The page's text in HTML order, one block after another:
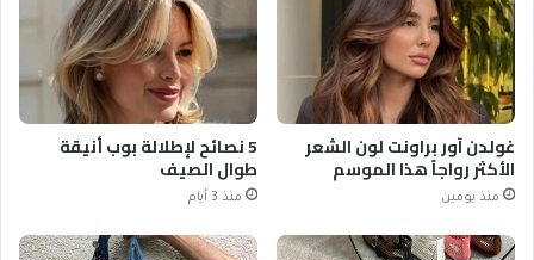
غولدن آور براونت لون الشعر
الأكثر رواجاً هذا الموسم
منذ يومين
5 نصائح لإطلالة بوب أنيقة
طوال الصيف
منذ 3 أيام